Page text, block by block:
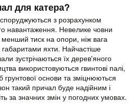
для катера?
з розрахунком
навантаження. Невелике човни
тиск на опори, ніж вага
габаритами яхти. Найчастіше
зустрічаються їх дерев'яного
використовуються гвинтові палі,
грунтової основи та зміцнюються
такий причал буде надійним і
за значних змін у погодних умовах.